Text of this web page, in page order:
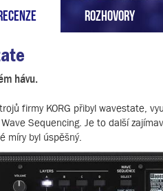
ROZHOVORY
hávu.
firmy KORG přibyl wavestate,
Sequencing. Je to další
míry byl úspěšný.